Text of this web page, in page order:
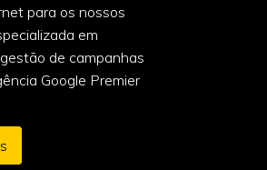
para os nossos
em
de campanhas
Google Premier